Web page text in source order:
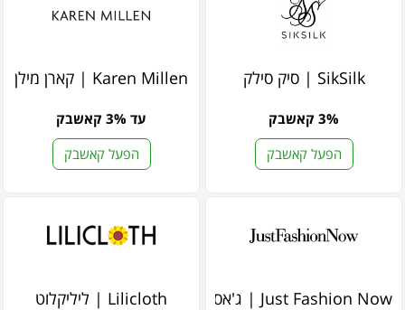
SikSilk | סיק סילק
3% קאשבק
הפעל קאשבק
Karen Millen | קארן מילן
עד 3% קאשבק
הפעל קאשבק
Just Fashion Now | ג'אסט פאשן נאו Lilicloth | ליליקלוט